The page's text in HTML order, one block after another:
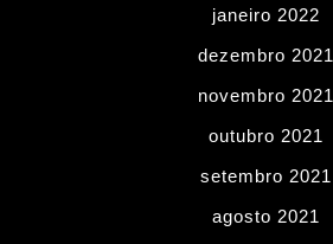
janeiro 2022
dezembro 2021
novembro 2021
outubro 2021
setembro 2021
agosto 2021